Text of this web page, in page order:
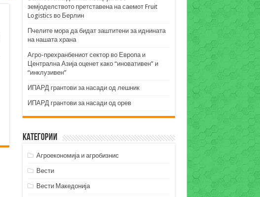
земјоделството претставена на саемот Fruit
Logistics во Берлин
Пчелите мора да бидат заштитени за иднината
на нашата храна
Агро-прехранбениот сектор во Европа и
Централна Азија оценет како “иновативен” и
“инклузивен”
ИПАРД грантови за насади од лешник
ИПАРД грантови за насади од орев
Категории
Агроекономија и агробизнис
Вести
Вести Македонија